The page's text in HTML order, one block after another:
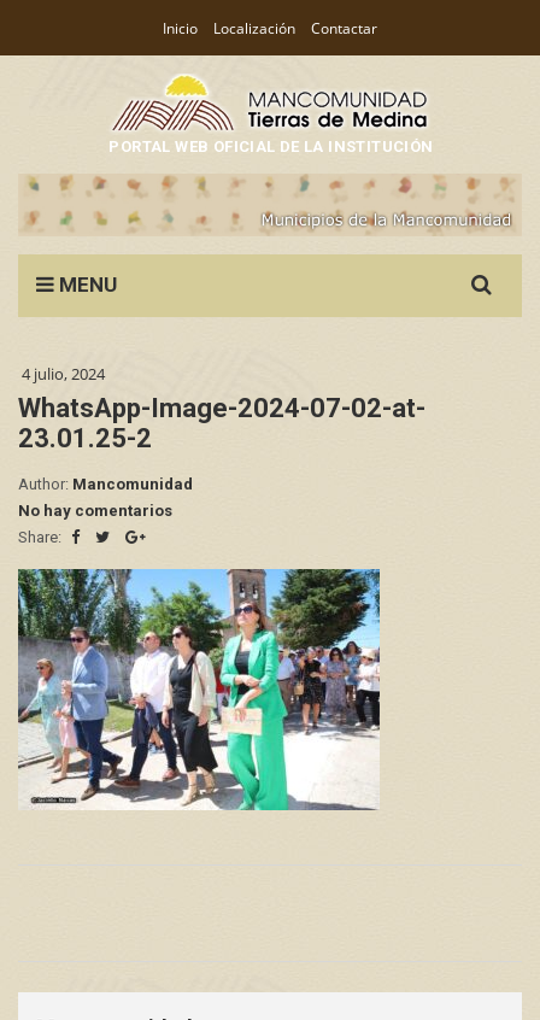
Inicio Localización Contactar
PORTAL WEB OFICIAL DE LA INSTITUCIÓN
MENU
for:
4 julio, 2024
WhatsApp-Image-2024-07-02-at-
23.01.25-2
Author: Mancomunidad
No hay comentarios
Share: